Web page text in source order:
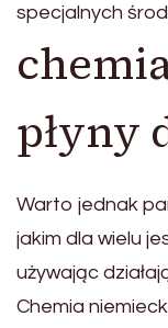
specjalnych
płyny
Warto jednak
jakim dla wielu
używając
Chemia